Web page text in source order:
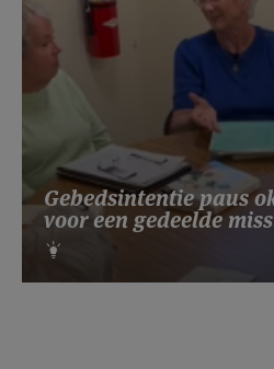
Gebedsintentie paus
voor een gedeelde